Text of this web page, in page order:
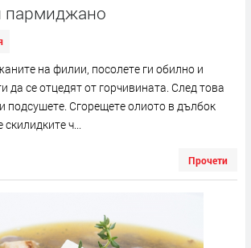
пармиджано
на филии, посолете ги обилно и
да се отцедят от горчивината. След това
подсушете. Сгорещете олиото в дълбок
ч...
Прочети